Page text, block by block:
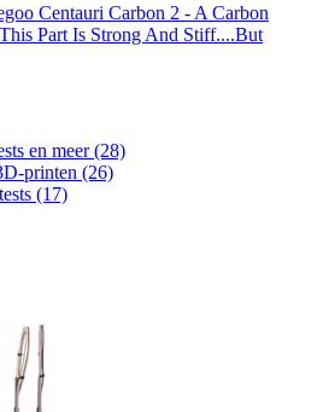
Centauri Carbon 2 - A Carbon
Part Is Strong And Stiff....But
en meer(28)
printen (26)
(17)